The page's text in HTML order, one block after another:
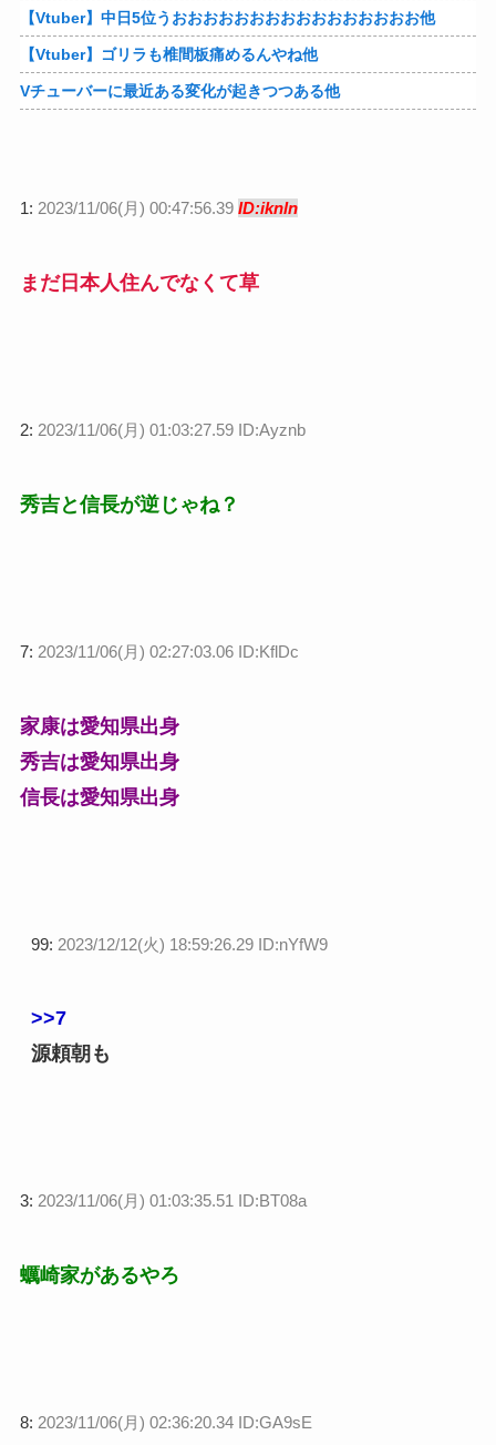
【Vtuber】中日5位うおおおおおおおおおおおおおおおお他
【Vtuber】ゴリラも椎間板痛めるんやね他
Vチューバーに最近ある変化が起きつつある他
1: 2023/11/06(月) 00:47:56.39 ID:iknln
まだ日本人住んでなくて草
2: 2023/11/06(月) 01:03:27.59 ID:Ayznb
秀吉と信長が逆じゃね？
7: 2023/11/06(月) 02:27:03.06 ID:KflDc
家康は愛知県出身
秀吉は愛知県出身
信長は愛知県出身
99: 2023/12/12(火) 18:59:26.29 ID:nYfW9
>>7
源頼朝も
3: 2023/11/06(月) 01:03:35.51 ID:BT08a
蠣崎家があるやろ
8: 2023/11/06(月) 02:36:20.34 ID:GA9sE